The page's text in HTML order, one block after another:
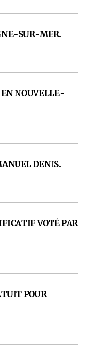
SUR-MER.
NOUVELLE-
DENIS.
VOTÉ PAR
POUR